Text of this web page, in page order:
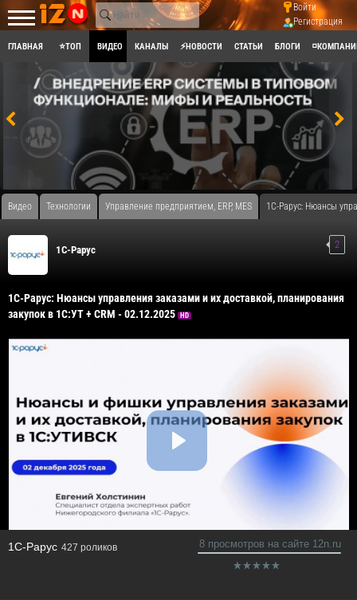
Войти
Регистрация
ГЛАВНАЯ ⭐ТОП ВИДЕО КАНАЛЫ ⚡НОВОСТИ СТАТЬИ БЛОГИ
Видео Технологии Управление предприятием, ERP, MES 1С-Рарус: Нюансы
1C-Рарус 2
1С-Рарус: Нюансы управления заказами и их доставкой, планирования
закупок в 1С:УТ + CRM - 02.12.2025
HD
1C-Рарус 427 роликов 8 просмотров на сайте 12n.ru